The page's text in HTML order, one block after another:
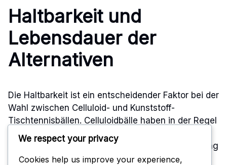
Haltbarkeit und
Lebensdauer der
Alternativen
Die Haltbarkeit ist ein entscheidender Faktor bei der
Wahl zwischen Celluloid- und Kunststoff-
Tischtennisbällen. Celluloidbälle haben in der Regel
eine kürzere Lebensdauer und halten oft nur
wenige Spiele, bevor sie Anzeichen von Abnutzung
zeigen. Sie können brechen oder sich verformen,
We respect your privacy
Cookies help us improve your experience,